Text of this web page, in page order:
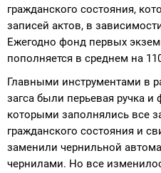
гражданского состояния,
записей актов, в
Ежегодно фонд первых
пополняется в среднем на
Главными инструментами в
загса были перьевая ручка
которыми заполнялись все
гражданского состояния и
заменили чернильной
чернилами. Но все